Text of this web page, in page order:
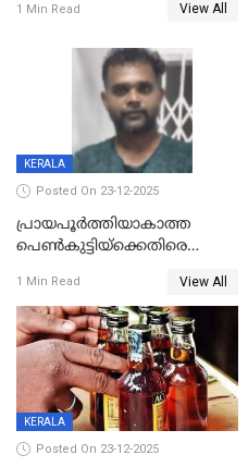
രൂക്ഷം
1 Min Read View All
KERALA
Posted On 23-12-2025
പ്രായപൂർത്തിയാകാത്ത
പെൺകുട്ടിയ്ക്കെതിരെ
59 വർഷം തടവും 90,൦൦൦ രൂപ
പിഴയും ശിക്ഷ
1 Min Read View All
KERALA
Posted On 23-12-2025